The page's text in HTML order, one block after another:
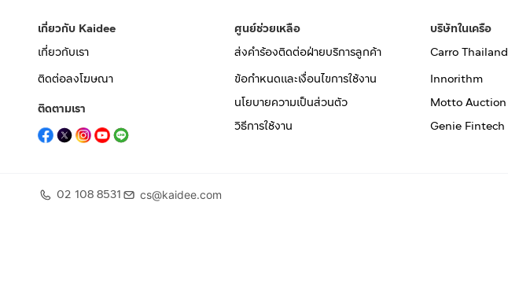
เกี่ยวกับ Kaidee
เกี่ยวกับเรา
ติดต่อลงโฆษณา
ติดตามเรา
ศูนย์ช่วยเหลือ
ส่งคำร้องติดต่อฝ่ายบริการลูกค้า
ข้อกำหนดและเงื่อนไขการใช้งาน
นโยบายความเป็นส่วนตัว
วิธีการใช้งาน
บริษัทในเครือ
Carro Thailand
Innorithm
Motto Auction
Genie Fintech
02 108 8531 cs@kaidee.com